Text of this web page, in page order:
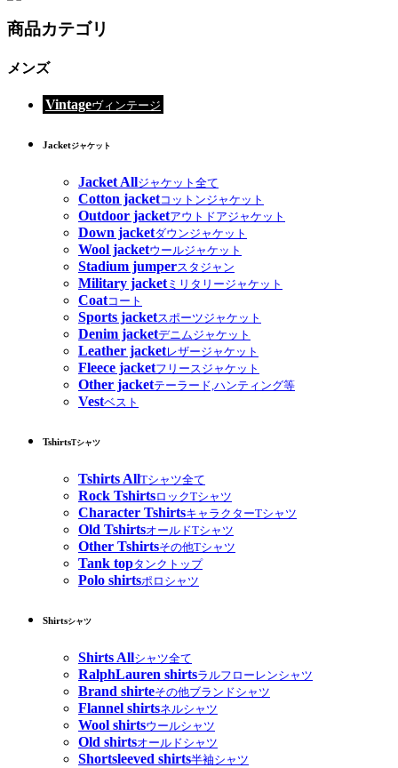
商品カテゴリ
メンズ
Vintageヴィンテージ
Jacketジャケット
Jacket Allジャケット全て
Cotton jacketコットンジャケット
Outdoor jacketアウトドアジャケット
Down jacketダウンジャケット
Wool jacketウールジャケット
Stadium jumperスタジャン
Military jacketミリタリージャケット
Coatコート
Sports jacketスポーツジャケット
Denim jacketデニムジャケット
Leather jacketレザージャケット
Fleece jacketフリースジャケット
Other jacketテーラード,ハンティング等
Vestベスト
TshirtsTシャツ
Tshirts AllTシャツ全て
Rock TshirtsロックTシャツ
Character TshirtsキャラクターTシャツ
Old TshirtsオールドTシャツ
Other Tshirtsその他Tシャツ
Tank topタンクトップ
Polo shirtsポロシャツ
Shirtsシャツ
Shirts Allシャツ全て
RalphLauren shirtsラルフローレンシャツ
Brand shirteその他ブランドシャツ
Flannel shirtsネルシャツ
Wool shirtsウールシャツ
Old shirtsオールドシャツ
Shortsleeved shirts半袖シャツ